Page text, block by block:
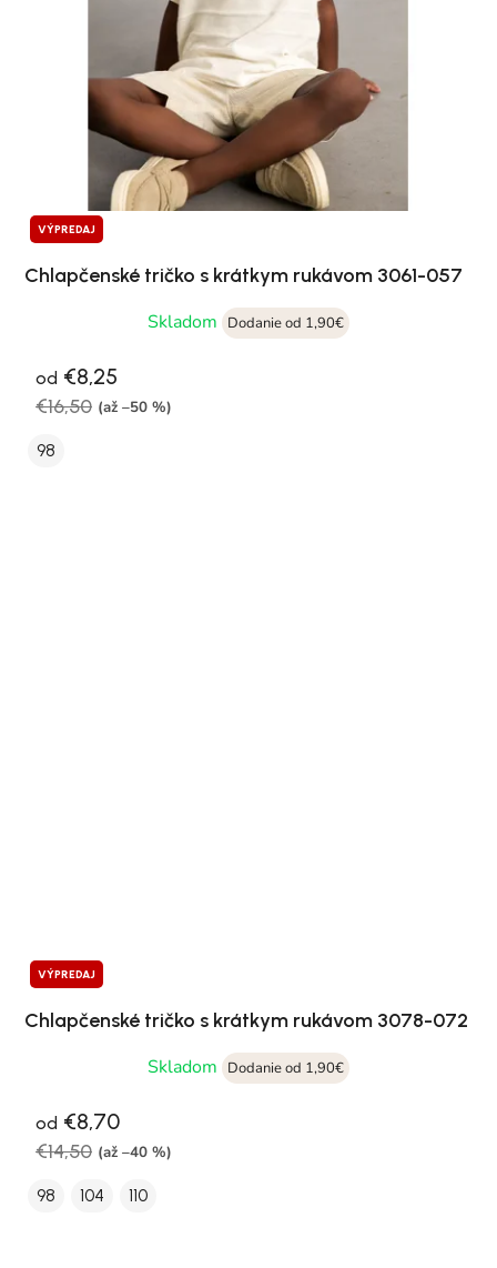
VÝPREDAJ
Chlapčenské tričko s krátkym rukávom 3061-057
Skladom
Dodanie od 1,90€
od €8,25
€16,50 (až –50 %)
98
VÝPREDAJ
Chlapčenské tričko s krátkym rukávom 3078-072
Skladom
Dodanie od 1,90€
od €8,70
€14,50 (až –40 %)
98 104 110